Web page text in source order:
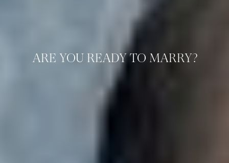
ARE YOU READY TO MARRY?